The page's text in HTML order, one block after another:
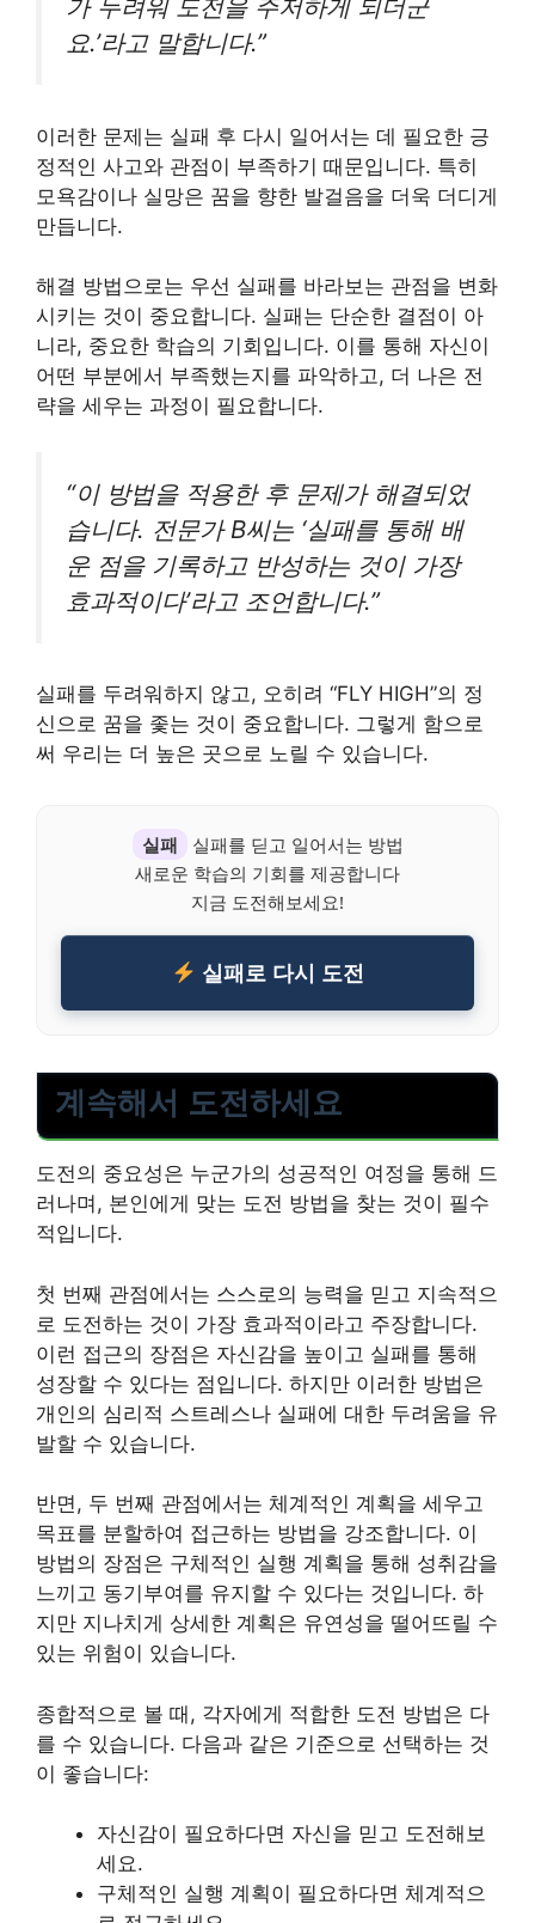
가 두려워 도전을 주저하게 되더군
요.’라고 말합니다.”
이러한 문제는 실패 후 다시 일어서는 데 필요한 긍
정적인 사고와 관점이 부족하기 때문입니다. 특히
모욕감이나 실망은 꿈을 향한 발걸음을 더욱 더디게
만듭니다.
해결 방법으로는 우선 실패를 바라보는 관점을 변화
시키는 것이 중요합니다. 실패는 단순한 결점이 아
니라, 중요한 학습의 기회입니다. 이를 통해 자신이
어떤 부분에서 부족했는지를 파악하고, 더 나은 전
략을 세우는 과정이 필요합니다.
“이 방법을 적용한 후 문제가 해결되었
습니다. 전문가 B씨는 ‘실패를 통해 배
운 점을 기록하고 반성하는 것이 가장
효과적이다’라고 조언합니다.”
실패를 두려워하지 않고, 오히려 “FLY HIGH”의 정
신으로 꿈을 좇는 것이 중요합니다. 그렇게 함으로
써 우리는 더 높은 곳으로 노릴 수 있습니다.
실패
실패를 딛고 일어서는 방법
새로운 학습의 기회를 제공합니다
지금 도전해보세요!
실패로 다시 도전
계속해서 도전하세요
도전의 중요성은 누군가의 성공적인 여정을 통해 드
러나며, 본인에게 맞는 도전 방법을 찾는 것이 필수
적입니다.
첫 번째 관점에서는 스스로의 능력을 믿고 지속적으
로 도전하는 것이 가장 효과적이라고 주장합니다.
이런 접근의 장점은 자신감을 높이고 실패를 통해
성장할 수 있다는 점입니다. 하지만 이러한 방법은
개인의 심리적 스트레스나 실패에 대한 두려움을 유
발할 수 있습니다.
반면, 두 번째 관점에서는 체계적인 계획을 세우고
목표를 분할하여 접근하는 방법을 강조합니다. 이
방법의 장점은 구체적인 실행 계획을 통해 성취감을
느끼고 동기부여를 유지할 수 있다는 것입니다. 하
지만 지나치게 상세한 계획은 유연성을 떨어뜨릴 수
있는 위험이 있습니다.
종합적으로 볼 때, 각자에게 적합한 도전 방법은 다
를 수 있습니다. 다음과 같은 기준으로 선택하는 것
이 좋습니다:
자신감이 필요하다면 자신을 믿고 도전해보
세요.
구체적인 실행 계획이 필요하다면 체계적으